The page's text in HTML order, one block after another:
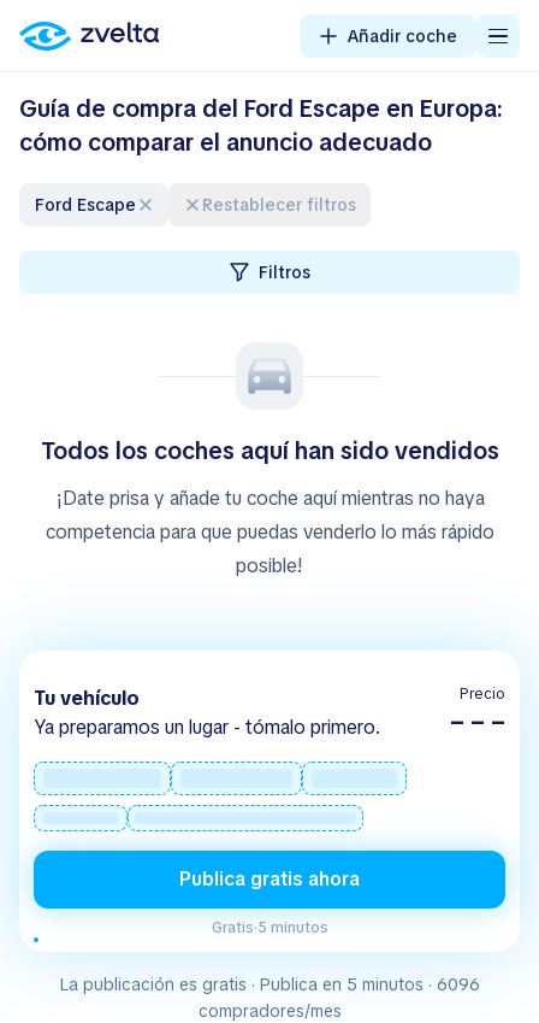
Añadir coche
Guía de compra del Ford Escape en Europa:
cómo comparar el anuncio adecuado
Ford Escape Restablecer filtros
Filtros
Todos los coches aquí han sido vendidos
¡Date prisa y añade tu coche aquí mientras no haya
competencia para que puedas venderlo lo más rápido
posible!
Tu vehículo
Ya preparamos un lugar - tómalo primero.
Precio
– – –
Publica gratis ahora
Gratis·5 minutos
La publicación es gratis · Publica en 5 minutos · 6096
compradores/mes